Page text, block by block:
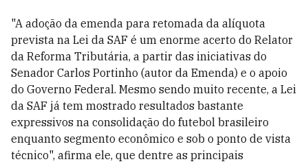
"A adoção da emenda para retomada da alíquota
prevista na Lei da SAF é um enorme acerto do Relator
da Reforma Tributária, a partir das iniciativas do
Senador Carlos Portinho (autor da Emenda) e o apoio
do Governo Federal. Mesmo sendo muito recente, a Lei
da SAF já tem mostrado resultados bastante
expressivos na consolidação do futebol brasileiro
enquanto segmento econômico e sob o ponto de vista
técnico", afirma ele, que dentre as principais